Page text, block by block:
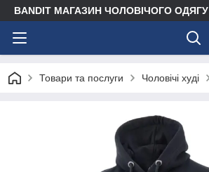
BANDIT МАГАЗИН ЧОЛОВІЧОГО ОДЯГУ
Товари та послуги Чоловічі худі